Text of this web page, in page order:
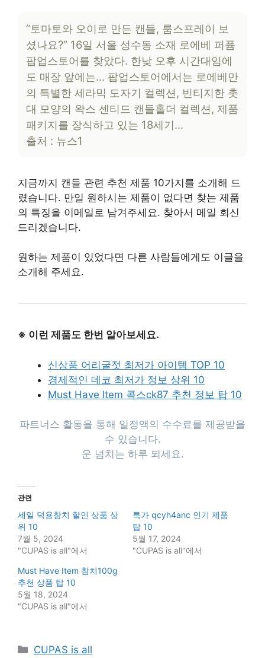
“토마토와 오이로 만든 캔들, 룸스프레이 보
셨나요?” 16일 서울 성수동 소재 로에베 퍼퓸
팝업스토어를 찾았다. 한낮 오후 시간대임에
도 매장 앞에는… 팝업스토어에서는 로에베만
의 특별한 세라믹 도자기 컬렉션, 빈티지한 촛
대 모양의 왁스 센티드 캔들홀더 컬렉션, 제품
패키지를 장식하고 있는 18세기…
출처 : 뉴스1
지금까지 캔들 관련 추천 제품 10가지를 소개해 드
렸습니다. 만일 원하시는 제품이 없다면 찾는 제품
의 특징을 이메일로 남겨주세요. 찾아서 메일 회신
드리겠습니다.
원하는 제품이 있었다면 다른 사람들에게도 이글을
소개해 주세요.
※ 이런 제품도 한번 알아보세요.
신상품 어리굴젓 최저가 아이템 TOP 10
경제적인 데코 최저가 정보 상위 10
Must Have Item 콕스ck87 추천 정보 탑 10
파트너스 활동을 통해 일정액의 수수료를 제공받을
수 있습니다.
운 넘치는 하루 되세요.
관련
세일 덕용참치 할인 상품 상
위 10
7월 5, 2024
"CUPAS is all"에서
특가 qcyh4anc 인기 제품
탑 10
5월 17, 2024
"CUPAS is all"에서
Must Have Item 참치100g
추천 상품 탑 10
5월 18, 2024
"CUPAS is all"에서
Categories
CUPAS is all